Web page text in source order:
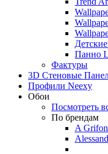
Панно
Фактуры
3D Стеновые
Профили Neexy
Обои
Посмотреть
По брендам
A